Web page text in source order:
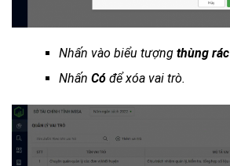
Nhấn vào biểu tượng thùng rác
Nhấn Có để xóa vai trò.